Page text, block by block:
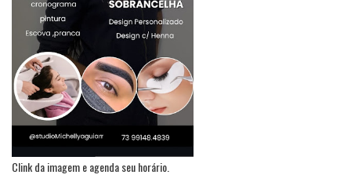
Clink da imagem e agenda seu horário.